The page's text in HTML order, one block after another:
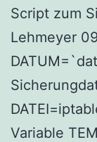
Script zum
Lehmeyer
Variable